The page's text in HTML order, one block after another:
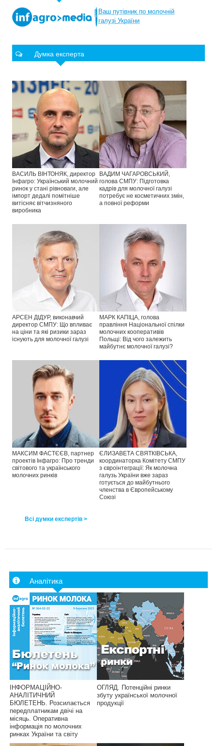
Ваш путівник по молочній
галузі України
Думка експерта
ВАСИЛЬ ВІНТОНЯК, директор
Інфагро: Український молочний
ринок у стані рівноваги, але
імпорт дедалі помітніше
витісняє вітчизняного
виробника
ВАДИМ ЧАГАРОВСЬКИЙ,
голова СМПУ: Підготовка
кадрів для молочної галузі
потребує не косметичних змін,
а повної реформи
АРСЕН ДІДУР, виконавчий
директор СМПУ: Що впливає
на ціни та які ризики зараз
існують для молочної галузі
МАРК КАПІЦА, голова
правління Національної спілки
молочних кооперативів
Польщі: Від чого залежить
майбутнє молочної галузі?
МАКСИМ ФАСТЄЄВ, партнер
проектів Інфагро: Про тренди
світового та українського
молочних ринків
ЄЛИЗАВЕТА СВЯТКІВСЬКА,
координаторка Комітету СМПУ
з євроінтеграції: Як молочна
галузь України вже зараз
готується до майбутнього
членства в Європейському
Союзі
Всі думки експертів >
Аналітика
ІНФОРМАЦІЙНО-
АНАЛІТИЧНИЙ
БЮЛЕТЕНЬ. Розсилається
передплатникам двічі на
місяць. Оперативна
інформація по молочних
ринках України та світу
ОГЛЯД. Потенційні ринки
збуту української молочної
продукції